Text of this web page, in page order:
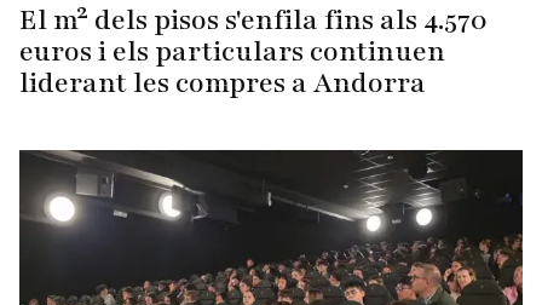
El m² dels pisos s'enfila fins als 4.570
euros i els particulars continuen
liderant les compres a Andorra